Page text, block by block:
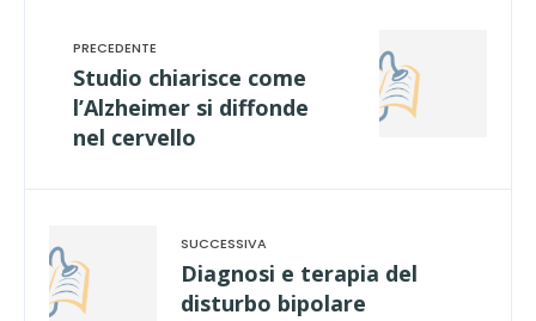
Studio chiarisce come
l’Alzheimer si diffonde
nel cervello
Diagnosi e terapia del
disturbo bipolare